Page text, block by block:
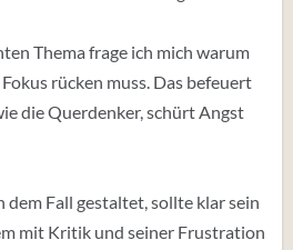
Thema frage ich mich warum
rücken muss. Das befeuert
die Querdenker, schürt Angst
dem Fall gestaltet, sollte klar sein
mit Kritik und seiner Frustration